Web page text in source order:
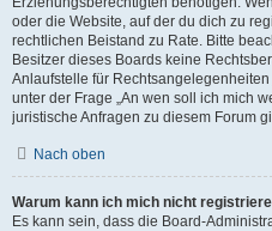
oder die Website, auf der du dich zu
rechtlichen Beistand zu Rate. Bitte
Besitzer dieses Boards keine
Anlaufstelle für
unter der Frage „An wen soll ich mich
juristische Anfragen zu diesem Forum
Nach oben
Warum kann ich mich nicht
Es kann sein, dass die Board-